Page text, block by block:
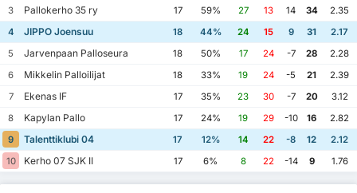
3
Pallokerho 35 ry 17 59% 27 13 14 34
2.35
4
JIPPO Joensuu 18 44% 24 15 9 31
2.17
5
Jarvenpaan Palloseura 18 50% 17 24 -7 28
2.28
6
Mikkelin Palloilijat 18 33% 19 24 -5 21
2.39
7
Ekenas IF 17 35% 23 30 -7 20
3.12
8
Kapylan Pallo 17 24% 19 29 -10 16
2.82
9
Talenttiklubi 04 17 12% 14 22 -8 12
2.12
10
Kerho 07 SJK II 17 6% 8 22 -14 9 1.76